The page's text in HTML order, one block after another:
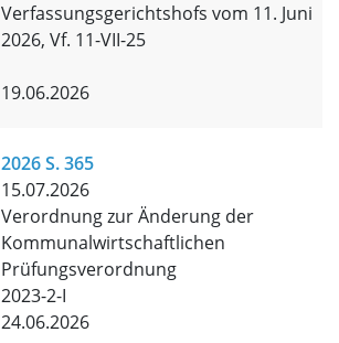
Verfassungsgerichtshofs vom 11. Juni
2026, Vf. 11-VII-25
19.06.2026
2026 S. 365
15.07.2026
Verordnung zur Änderung der
Kommunalwirtschaftlichen
Prüfungsverordnung
2023-2-I
24.06.2026